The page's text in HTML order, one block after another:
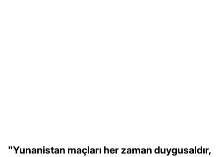
"Yunanistan maçları her zaman duygusaldır,